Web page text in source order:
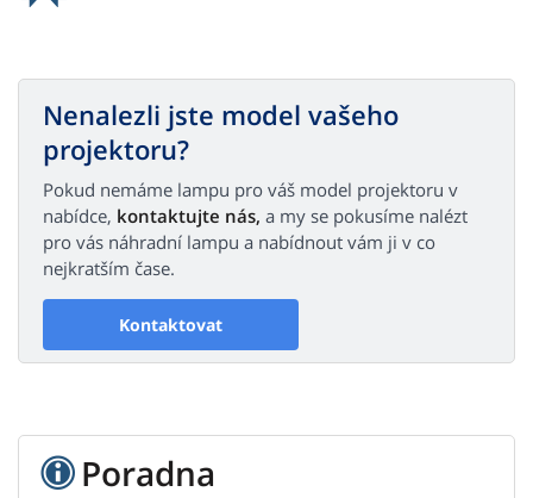
Nenalezli jste model vašeho
projektoru?
Pokud nemáme lampu pro váš model projektoru v
nabídce, kontaktujte nás, a my se pokusíme nalézt
pro vás náhradní lampu a nabídnout vám ji v co
nejkratším čase.
Kontaktovat
Poradna